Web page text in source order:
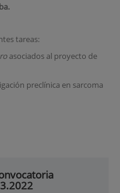
tareas:
asociados al proyecto de
preclínica en sarcoma